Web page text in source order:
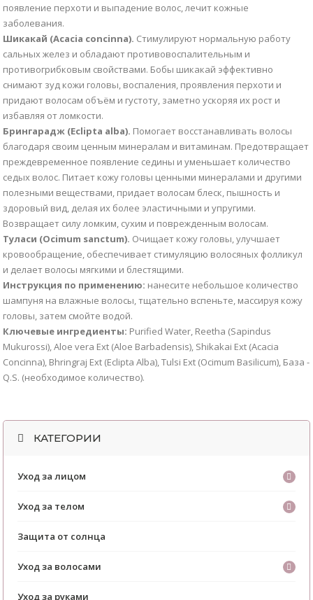
появление перхоти и выпадение волос, лечит кожные
заболевания.
Шикакай (Acacia concinna). Стимулируют нормальную работу
сальных желез и обладают противовоспалительным и
противогрибковым свойствами. Бобы шикакай эффективно
снимают зуд кожи головы, воспаления, проявления перхоти и
придают волосам объём и густоту, заметно ускоряя их рост и
избавляя от ломкости.
Брингарадж (Eclipta alba). Помогает восстанавливать волосы
благодаря своим ценным минералам и витаминам. Предотвращает
преждевременное появление седины и уменьшает количество
седых волос. Питает кожу головы ценными минералами и другими
полезными веществами, придает волосам блеск, пышность и
здоровый вид, делая их более эластичными и упругими.
Возвращает силу ломким, сухим и поврежденным волосам.
Туласи (Ocimum sanctum). Очищает кожу головы, улучшает
кровообращение, обеспечивает стимуляцию волосяных фолликул
и делает волосы мягкими и блестящими.
Инструкция по применению: нанесите небольшое количество
шампуня на влажные волосы, тщательно вспеньте, массируя кожу
головы, затем смойте водой.
Ключевые ингредиенты: Purified Water, Reetha (Sapindus
Mukurossi), Aloe vera Ext (Aloe Barbadensis), Shikakai Ext (Acacia
Concinna), Bhringraj Ext (Eclipta Alba), Tulsi Ext (Ocimum Basilicum), База -
Q.S. (необходимое количество).
КАТЕГОРИИ
Уход за лицом
Уход за телом
Защита от солнца
Уход за волосами
Уход за руками